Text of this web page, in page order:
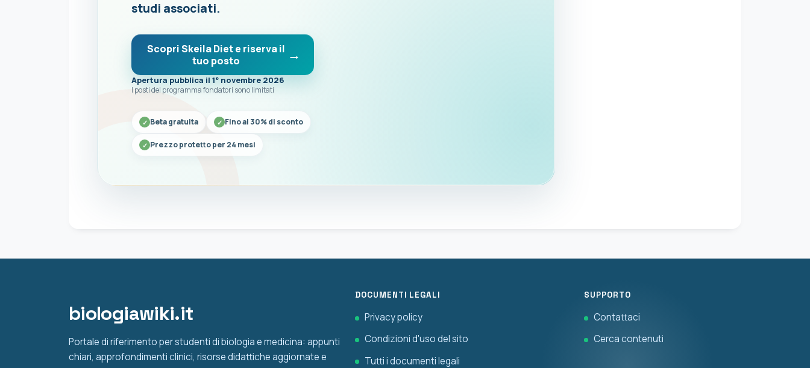
studi associati.
Scopri Skeila Diet e riserva il
tuo posto
Apertura pubblica il 1° novembre 2026
I posti del programma fondatori sono limitati
Beta gratuita Fino al 30% di sconto
Prezzo protetto per 24 mesi
biologiawiki.it
Portale di riferimento per studenti di biologia e medicina: appunti
chiari, approfondimenti clinici, risorse didattiche aggiornate e
DOCUMENTI LEGALI
Privacy policy
Condizioni d'uso del sito
Tutti i documenti legali
SUPPORTO
Contattaci
Cerca contenuti